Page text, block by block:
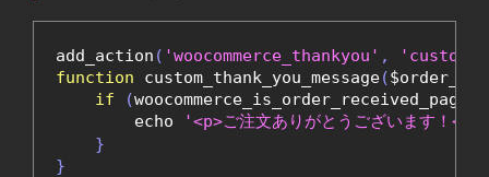
add_action ( 'woocommerce_thankyou' ,
function custom_thank_you_message($order_id
if
(woocommerce_is_order_received_page
        echo
'<p>ご注文ありがとうございます！</
}
}